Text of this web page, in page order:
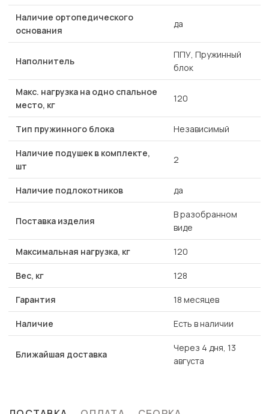
Наличие ортопедического
основания
да
Наполнитель
ППУ, Пружинный
блок
Макс. нагрузка на одно спальное
место, кг
120
Тип пружинного блока Независимый
Наличие подушек в комплекте,
шт
2
Наличие подлокотников да
Поставка изделия
В разобранном
виде
Максимальная нагрузка, кг 120
Вес, кг 128
Гарантия 18 месяцев
Наличие Есть в наличии
Ближайшая доставка
Через 4 дня, 13
августа